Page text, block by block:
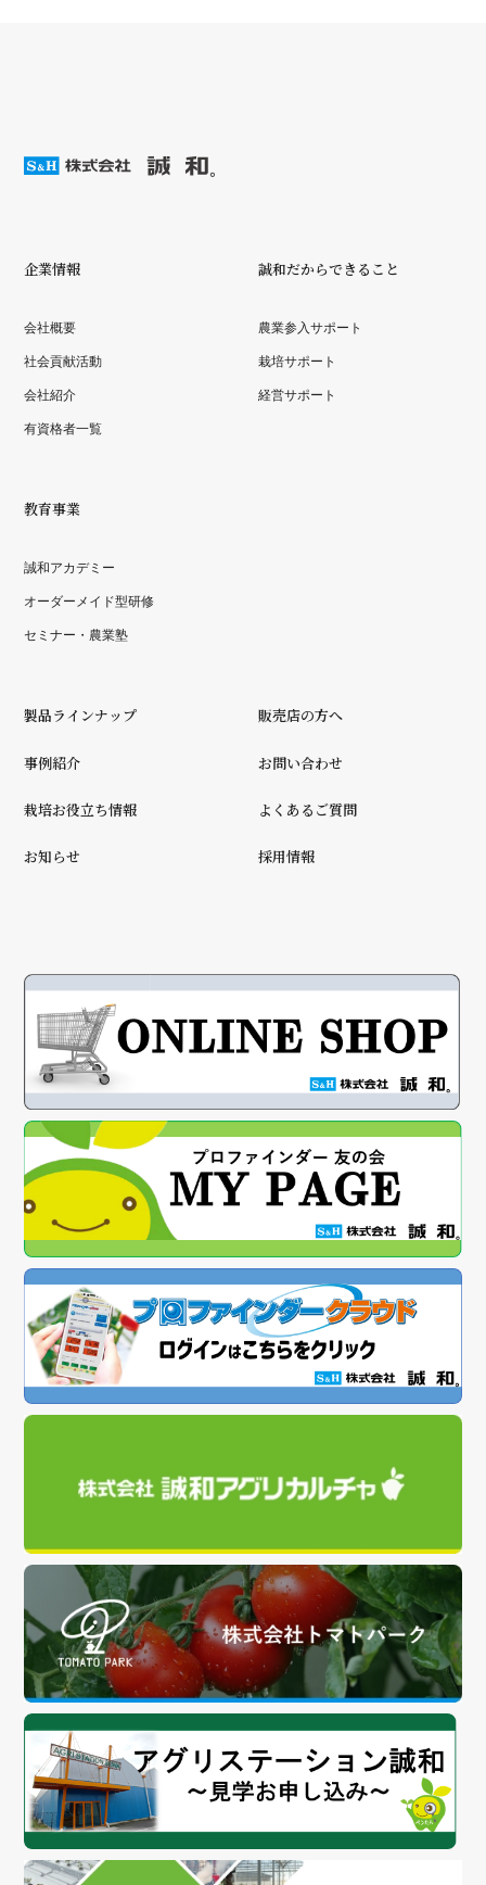
企業情報
会社概要
社会貢献活動
会社紹介
有資格者一覧
誠和だからできること
農業参入サポート
栽培サポート
経営サポート
教育事業
誠和アカデミー
オーダーメイド型研修
セミナー・農業塾
製品ラインナップ
事例紹介
栽培お役立ち情報
お知らせ
販売店の方へ
お問い合わせ
よくあるご質問
採用情報